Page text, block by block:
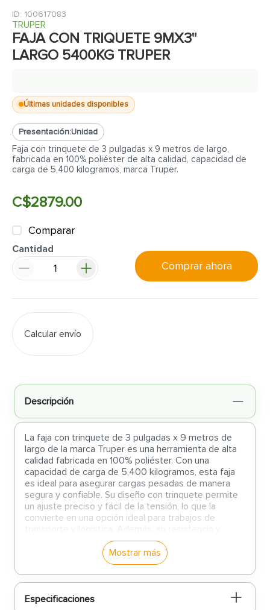
: 100617083
TRUPER
FAJA CON TRIQUETE 9MX3"
LARGO 5400KG TRUPER
Últimas unidades disponibles
Presentación:Unidad
Faja con trinquete de 3 pulgadas x 9 metros de largo,
fabricada en 100% poliéster de alta calidad, capacidad de
carga de 5,400 kilogramos, marca Truper.
C$2879.00
Comparar
Cantidad
Comprar ahora
Calcular envío
Descripción
La faja con trinquete de 3 pulgadas x 9 metros de
largo de la marca Truper es una herramienta de alta
calidad fabricada en 100% poliéster. Con una
capacidad de carga de 5,400 kilogramos, esta faja
es ideal para asegurar cargas pesadas de manera
segura y confiable. Su diseño con trinquete permite
un ajuste preciso y fácil de la tensión, lo que la
convierte en una opción ideal para trabajos de
durabilidad garantizan un uso prolongado y efectivo
en cualquier entorno de trabajo. ¡Obtén la faja con
trinquete de 3 pulgadas x 9 metros de largo de
Truper y asegura tus cargas con confianza!
Mostrar más
Especificaciones
9.
puerta